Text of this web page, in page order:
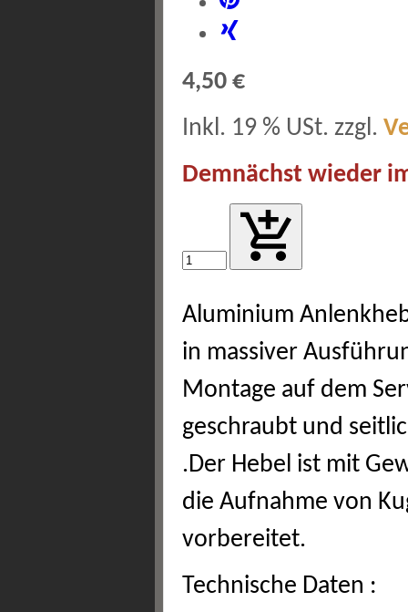
4,50 €
Inkl. 19 % USt. zzgl.
Demnächst wieder
Aluminium
in massiver
Montage auf dem
geschraubt und
.Der Hebel ist mit
die Aufnahme von
vorbereitet.
Technische Daten :